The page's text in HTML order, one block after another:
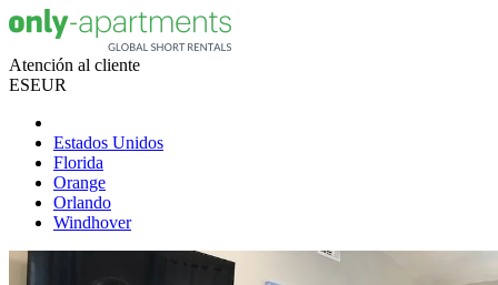
Atención al cliente
ESEUR
Estados Unidos
Florida
Orange
Orlando
Windhover